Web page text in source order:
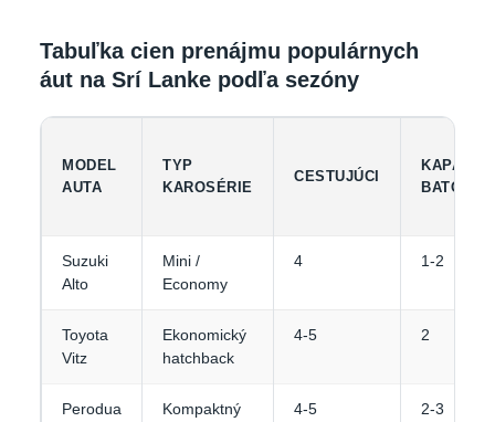
Tabuľka cien prenájmu populárnych
áut na Srí Lanke podľa sezóny
MODEL
AUTA
TYP
KAROSÉRIE
CESTUJÚCI
Suzuki
Alto
Mini /
Economy
4 1-2
Toyota
Vitz
Ekonomický
hatchback
4-5 2
Perodua
Kompaktný
4-5 2-3